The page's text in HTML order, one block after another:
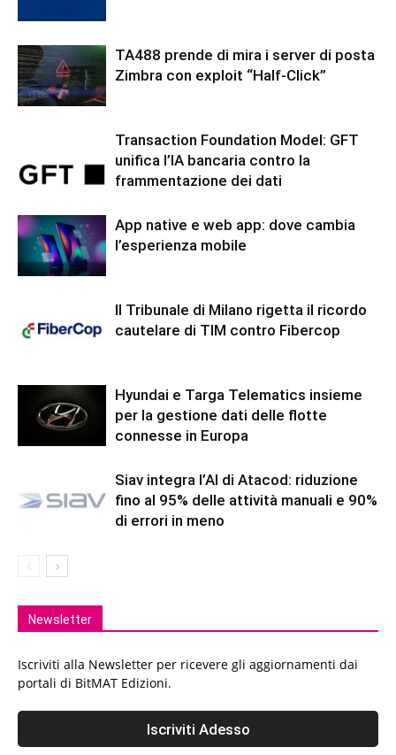
TA488 prende di mira i server di posta
Zimbra con exploit “Half-Click”
Transaction Foundation Model: GFT
unifica l’IA bancaria contro la
frammentazione dei dati
App native e web app: dove cambia
l’esperienza mobile
Il Tribunale di Milano rigetta il ricordo
cautelare di TIM contro Fibercop
Hyundai e Targa Telematics insieme
per la gestione dati delle flotte
connesse in Europa
Siav integra l’AI di Atacod: riduzione
fino al 95% delle attività manuali e 90%
di errori in meno
Newsletter
Iscriviti alla Newsletter per ricevere gli aggiornamenti dai
portali di BitMAT Edizioni.